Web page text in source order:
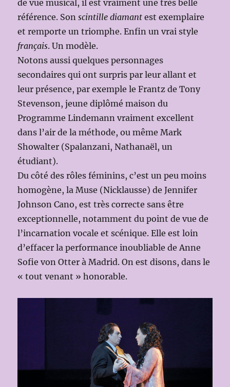
de vue musical, il est vraiment une très belle
référence. Sonscintille diamant est exemplaire
et remporte un triomphe. Enfin un vrai style
français. Un modèle.
Notons aussi quelques personnages
secondaires qui ont surpris par leur allant et
leur présence, par exemple le Frantz de Tony
Stevenson, jeune diplômé maison du
Programme Lindemann vraiment excellent
dans l’air de la méthode, ou même Mark
Showalter (Spalanzani, Nathanaël, un
étudiant).
Du côté des rôles féminins, c’est un peu moins
homogène, la Muse (Nicklausse) de Jennifer
Johnson Cano, est très correcte sans être
exceptionnelle, notamment du point de vue de
l’incarnation vocale et scénique. Elle est loin
d’effacer la performance inoubliable de Anne
Sofie von Otter à Madrid. On est disons, dans le
« tout venant » honorable.